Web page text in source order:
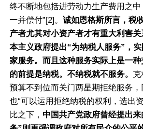
终不断地包括进劳动力生产费用之
一并偿付”[2]。 诚如恩格斯所言，税
产者尤其对小资产者才有重大利害
本主义政府提出“为纳税人服务”，
家服务。而且这种服务实际上是一
的前提是纳税。不纳税就不服务。 克
预算不到位而关门两星期拒绝服务
也“可以运用拒绝纳税的权利，选出
比之下， 中国共产党政府曾经提出